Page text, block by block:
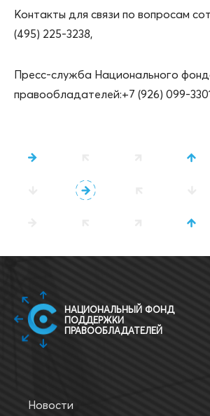
Контакты для связи по вопросам
(495) 225-3238,
Пресс-служба Национального
правообладателей:+7 (926) 099-
НАЦИОНАЛЬНЫЙ ФОНД
ПОДДЕРЖКИ
ПРАВООБЛАДАТЕЛЕЙ
Новости